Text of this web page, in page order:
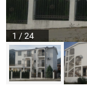
1 / 24